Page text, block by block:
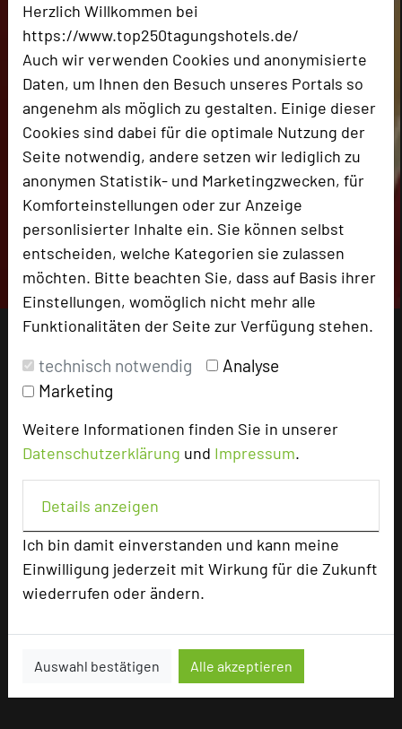
Herzlich Willkommen bei
https://www.top250tagungshotels.de/
Auch wir verwenden Cookies und anonymisierte
Daten, um Ihnen den Besuch unseres Portals so
angenehm als möglich zu gestalten. Einige dieser
Cookies sind dabei für die optimale Nutzung der
Seite notwendig, andere setzen wir lediglich zu
anonymen Statistik- und Marketingzwecken, für
Komforteinstellungen oder zur Anzeige
personlisierter Inhalte ein. Sie können selbst
entscheiden, welche Kategorien sie zulassen
möchten. Bitte beachten Sie, dass auf Basis ihrer
Einstellungen, womöglich nicht mehr alle
Funktionalitäten der Seite zur Verfügung stehen.
technisch notwendig
Analyse
Marketing
Weitere Informationen finden Sie in unserer
Datenschutzerklärung und Impressum.
Details anzeigen
Ich bin damit einverstanden und kann meine
Einwilligung jederzeit mit Wirkung für die Zukunft
wiederrufen oder ändern.
Auswahl bestätigen Alle akzeptieren